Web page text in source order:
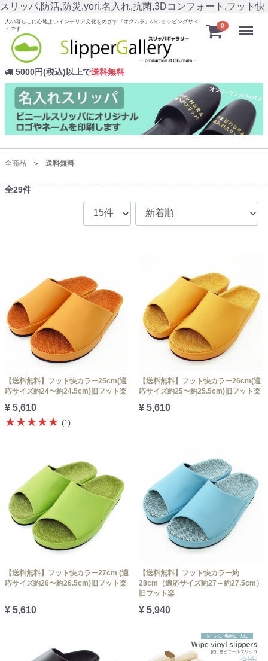
スリッパ,防活,防災,yori,名入れ,抗菌,3Dコンフォート,フット快
人の暮らしに心地よいインテリア文化をめざす『オクムラ』のショッピングサイ
トです
5000円(税込)以上で送料無料
0 Menu
全商品 送料無料
全29件
【送料無料】フット快カラー25cm(適
応サイズ約24〜約24.5cm)旧フット楽
¥ 5,610
★★★★★ (1)
【送料無料】フット快カラー26cm(適
応サイズ約25〜約25.5cm)旧フット楽
¥ 5,610
【送料無料】フット快カラー27cm (適
応サイズ約26〜約26.5cm)旧フット楽
¥ 5,610
【送料無料】フット快カラー約
28cm（適応サイズ約27～約27.5cm）
旧フット楽
¥ 5,940